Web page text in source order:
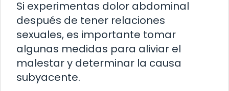
Si experimentas dolor abdominal
después de tener relaciones
sexuales, es importante tomar
algunas medidas para aliviar el
malestar y determinar la causa
subyacente.